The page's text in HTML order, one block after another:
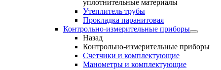
уплотнительные материалы
Утеплитель трубы
Прокладка паранитовая
Контрольно-измерительные приборы
Назад
Контрольно-измерительные приборы
Счетчики и комплектующие
Манометры и комплектующие